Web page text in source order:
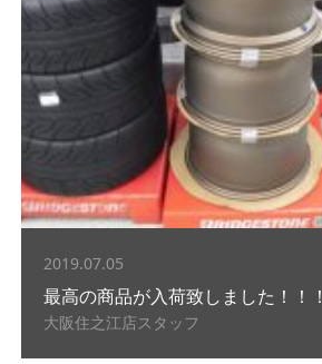
2019.07.05
最高の商品が入荷致しました！！！
大阪住之江店スタッフ